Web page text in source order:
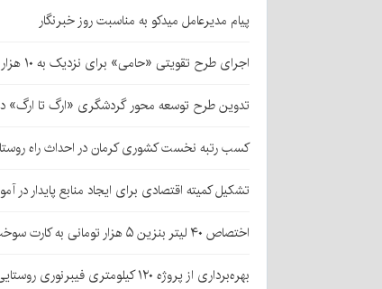
پیام مدیرعامل میدکو به مناسبت روز خبرنگار
اجرای طرح تقویتی «حامی» برای نزدیک به ۱۰ هزار دانش‌آموز کرمانی
تدوین طرح توسعه محور گردشگری «ارگ تا ارگ»
کسب رتبه نخست کشوری کرمان در احداث راه
تشکیل کمیته اقتصادی برای ایجاد منابع پایدار
اختصاص ۴۰ لیتر بنزین ۵ هزار تومانی به کارت سوخت کرمانی‌ها
بهره‌برداری از پروژه ۱۲۰ کیلومتری فیبرنوری روستایی در قلعه‌گنج